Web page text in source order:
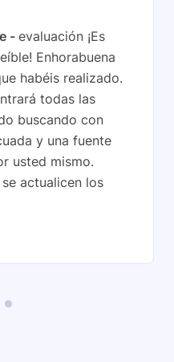
evaluación ¡Es
Enhorabuena
habéis realizado.
todas las
buscando con
y una fuente
usted mismo.
actualicen los